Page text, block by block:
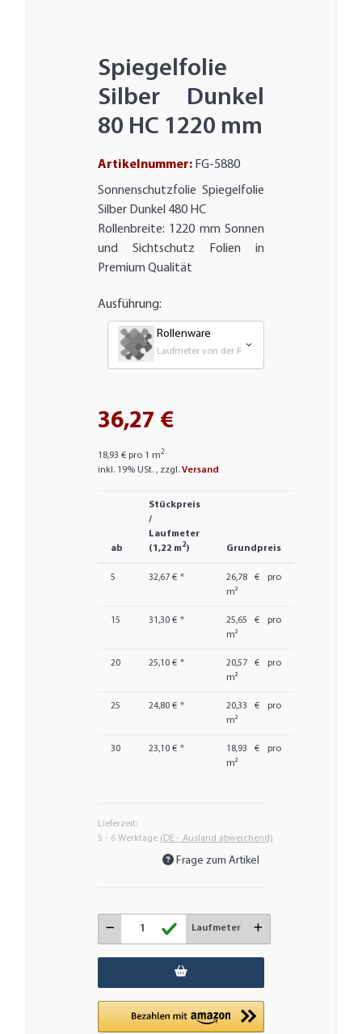
Spiegelfolie
Silber Dunkel
80 HC 1220 mm
Artikelnummer: FG-5880
Sonnenschutzfolie Spiegelfolie
Silber Dunkel 480 HC
Rollenbreite: 1220 mm Sonnen
und Sichtschutz Folien in
Premium Qualität
Ausführung:
Rollenware
Laufmeter von der Rolle
36,27 €
18,93 € pro 1 m2
inkl. 19% USt. , zzgl. Versand
ab
Stückpreis
/
Laufmeter
(1,22 m 2) Grundpreis
5 32,67 € *
26,78 € pro
m²
15 31,30 € *
25,65 € pro
m²
20 25,10 € *
20,57 € pro
m²
25 24,80 € *
20,33 € pro
m²
30 23,10 € *
18,93 € pro
m²
Lieferzeit:
5 - 6 Werktage (DE - Ausland abweichend)
Frage zum Artikel
Laufmeter